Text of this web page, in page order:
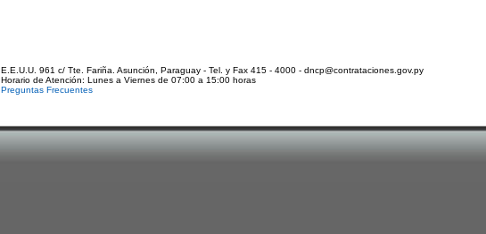
E.E.U.U. 961 c/ Tte. Fariña. Asunción, Paraguay - Tel. y Fax 415 - 4000 - dncp@contrataciones.gov.py
Horario de Atención: Lunes a Viernes de 07:00 a 15:00 horas
Preguntas Frecuentes